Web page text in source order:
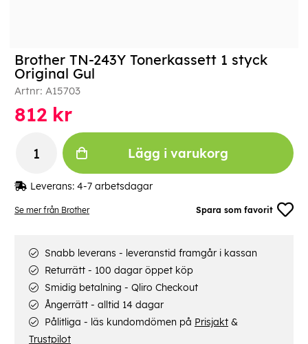
Se mer från Brother Spara som favorit
Brother TN-243Y Tonerkassett 1 styck
Original Gul
Artnr: A15703
812 kr
Lägg i varukorg
Leverans: 4-7 arbetsdagar
Snabb leverans - leveranstid framgår i kassan
Returrätt - 100 dagar öppet köp
Smidig betalning - Qliro Checkout
Ångerrätt - alltid 14 dagar
Pålitliga - läs kundomdömen på Prisjakt &
Trustpilot